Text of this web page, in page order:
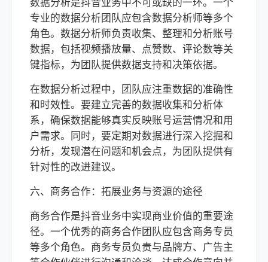
数据分析是抖音业务中不可或缺的一环。一个
专业的数据分析团队应包含数据分析师等多个
角色。数据分析师负责收集、整理和分析账号
数据，包括视频播放量、点赞数、评论数等关
键指标，为团队提供数据支持和决策依据。
在数据分析过程中，团队应注重数据的准确性
和时效性。要建立完善的数据收集和分析体
系，确保数据能够真实反映账号运营情况和用
户需求。同时，要定期对数据进行深入挖掘和
分析，发现潜在问题和机会点，为团队提供有
针对性的改进建议。
六、商务合作：拓展业务与资源的途径
商务合作是抖音业务中实现商业价值的重要途
径。一个优秀的商务合作团队应包含商务专员
等多个角色。商务专员负责与品牌方、广告主